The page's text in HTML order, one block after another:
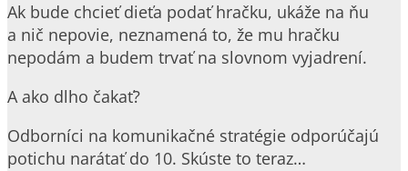
Ak bude chcieť dieťa podať hračku, ukáže na ňu
a nič nepovie, neznamená to, že mu hračku
nepodám a budem trvať na slovnom vyjadrení.
A ako dlho čakať?
Odborníci na komunikačné stratégie odporúčajú
potichu narátať do 10. Skúste to teraz…